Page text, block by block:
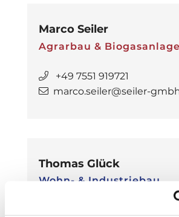
Marco Seiler
Agrarbau &
+49 7551 919721
marco.seiler@seiler-
Thomas Glück
Wohn- & Industriebau